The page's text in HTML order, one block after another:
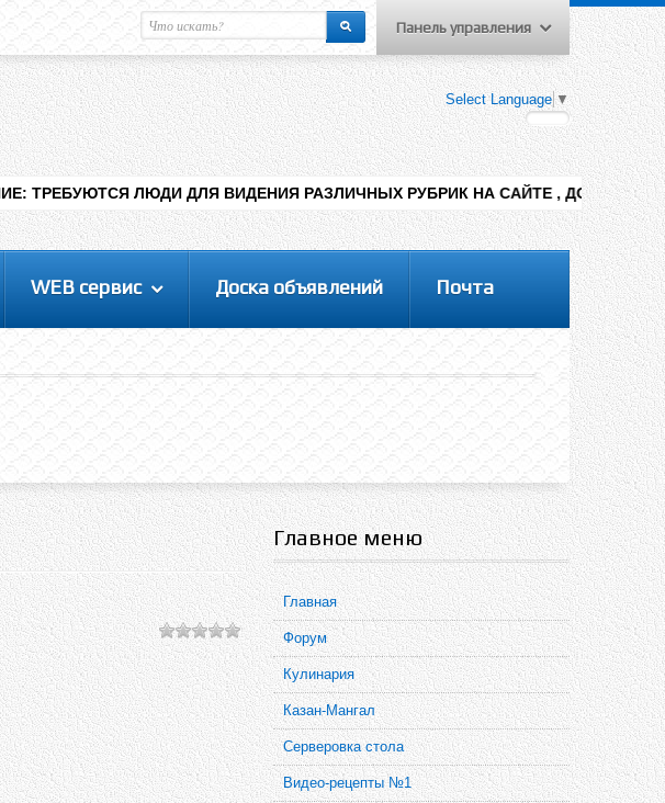
Гость. Чтобы
панелью
под своим
регистрацию.
Меню пользователя
Вход на сайт
Регистрация
Панель управления
Select Language ▼
ЛЮДИ ДЛЯ ВИДЕНИЯ РАЗЛИЧНЫХ РУБРИК НА САЙТЕ , ДОБАВЛЕНИЯ КОНТЕНТА
WEB сервис Доска объявлений Почта
Главное меню
Главная
Форум
Кулинария
Казан-Мангал
Серверовка стола
Видео-рецепты №1